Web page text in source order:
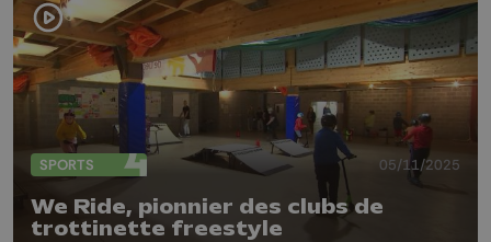
SPORTS 05/11/2025
We Ride, pionnier des clubs de
trottinette freestyle